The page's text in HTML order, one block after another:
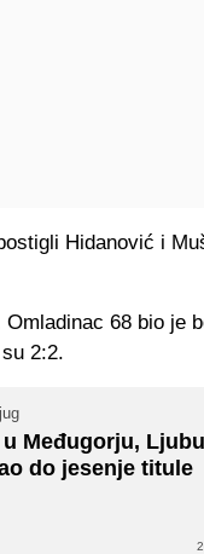
Hidanović i
68 bio je
2:2.
Međugorju,
do jesenje titule